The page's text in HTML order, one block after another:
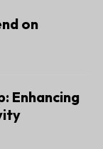
on
Enhancing